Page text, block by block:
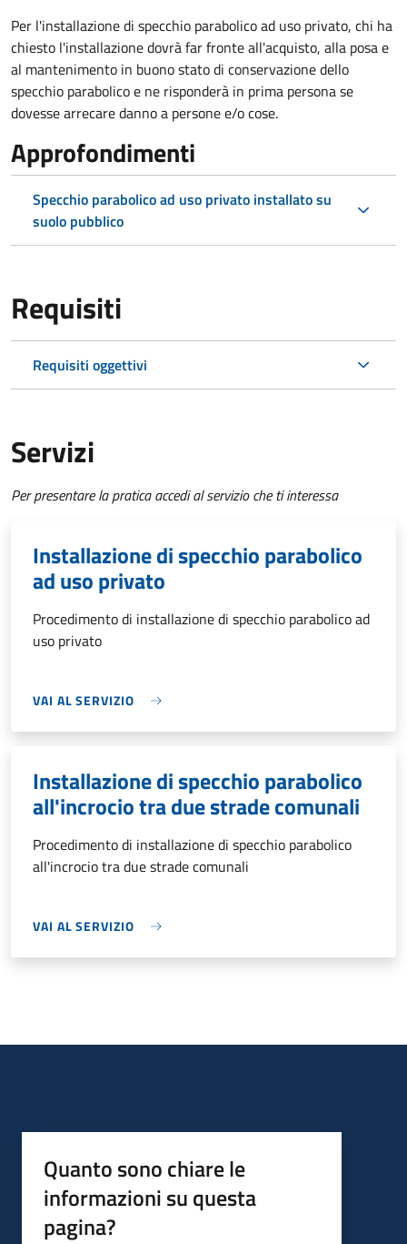
Per l'installazione di specchio parabolico ad uso privato, chi ha
chiesto l'installazione dovrà far fronte all'acquisto, alla posa e
al mantenimento in buono stato di conservazione dello
specchio parabolico e ne risponderà in prima persona se
dovesse arrecare danno a persone e/o cose.
Approfondimenti
Specchio parabolico ad uso privato installato su
suolo pubblico
Requisiti
Requisiti oggettivi
Servizi
Per presentare la pratica accedi al servizio che ti interessa
Installazione di specchio parabolico
ad uso privato
Procedimento di installazione di specchio parabolico ad
uso privato
VAI AL SERVIZIO
Installazione di specchio parabolico
all'incrocio tra due strade comunali
Procedimento di installazione di specchio parabolico
all'incrocio tra due strade comunali
VAI AL SERVIZIO
Quanto sono chiare le
informazioni su questa
pagina?